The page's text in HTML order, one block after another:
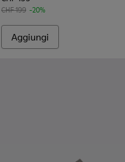
CHF 199 -20%
Aggiungi